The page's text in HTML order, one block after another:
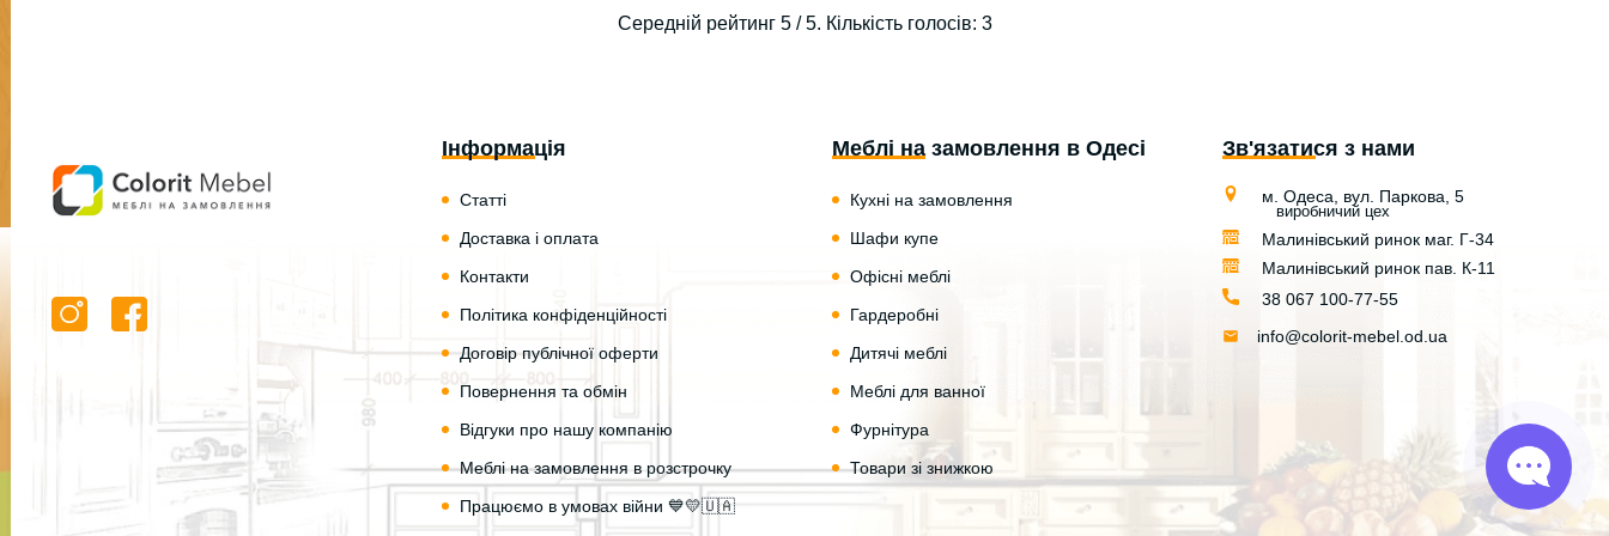
Середній рейтинг 5/ 5. Кількість голосів: 3
Інформація
Статті
Доставка і оплата
Контакти
Політика конфіденційності
Договір публічної оферти
Повернення та обмін
Відгуки про нашу компанію
Меблі на замовлення в розстрочку
Працюємо в умовах війни 💙💛🇺🇦
Меблі на замовлення в Одесі
Кухні на замовлення
Шафи купе
Офісні меблі
Гардеробні
Дитячі меблі
Меблі для ванної
Фурнітура
Товари зі знижкою
Зв'язатися з нами
м. Одеса, вул. Паркова, 5
виробничий цех
Малинівський ринок маг. Г-34
Малинівський ринок пав. К-11
38 067 100-77-55
info@colorit-mebel.od.ua